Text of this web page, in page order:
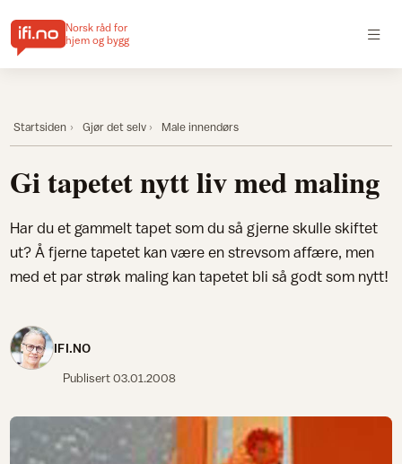
Norsk råd for
hjem og bygg
Startsiden Gjør det selv Male innendørs
Gi tapetet nytt liv med maling
Har du et gammelt tapet som du så gjerne skulle skiftet
ut? Å fjerne tapetet kan være en strevsom affære, men
med et par strøk maling kan tapetet bli så godt som nytt!
IFI.NO
Publisert03.01.2008